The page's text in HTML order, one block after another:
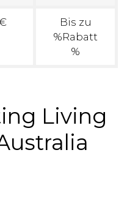
Bis zu
%Rabatt
%
Living